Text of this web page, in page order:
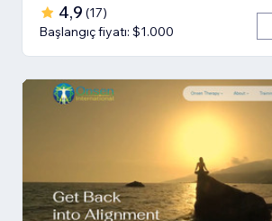
4,9 (17)
Başlangıç fiyatı: $1.000